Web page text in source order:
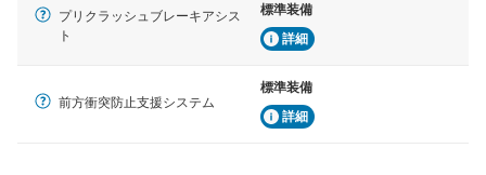
車線のはみだしやふらつきを防止するためにレーンキー
プアシストなどが装備されています
安全な車間距離を保ちながら前車を追従するアダプティ
ブ・クルーズ・コントロールなどが装備されています。
プリクラッシュブレーキアシス
ト
標準装備
詳細
前方衝突防止支援システム
標準装備
詳細